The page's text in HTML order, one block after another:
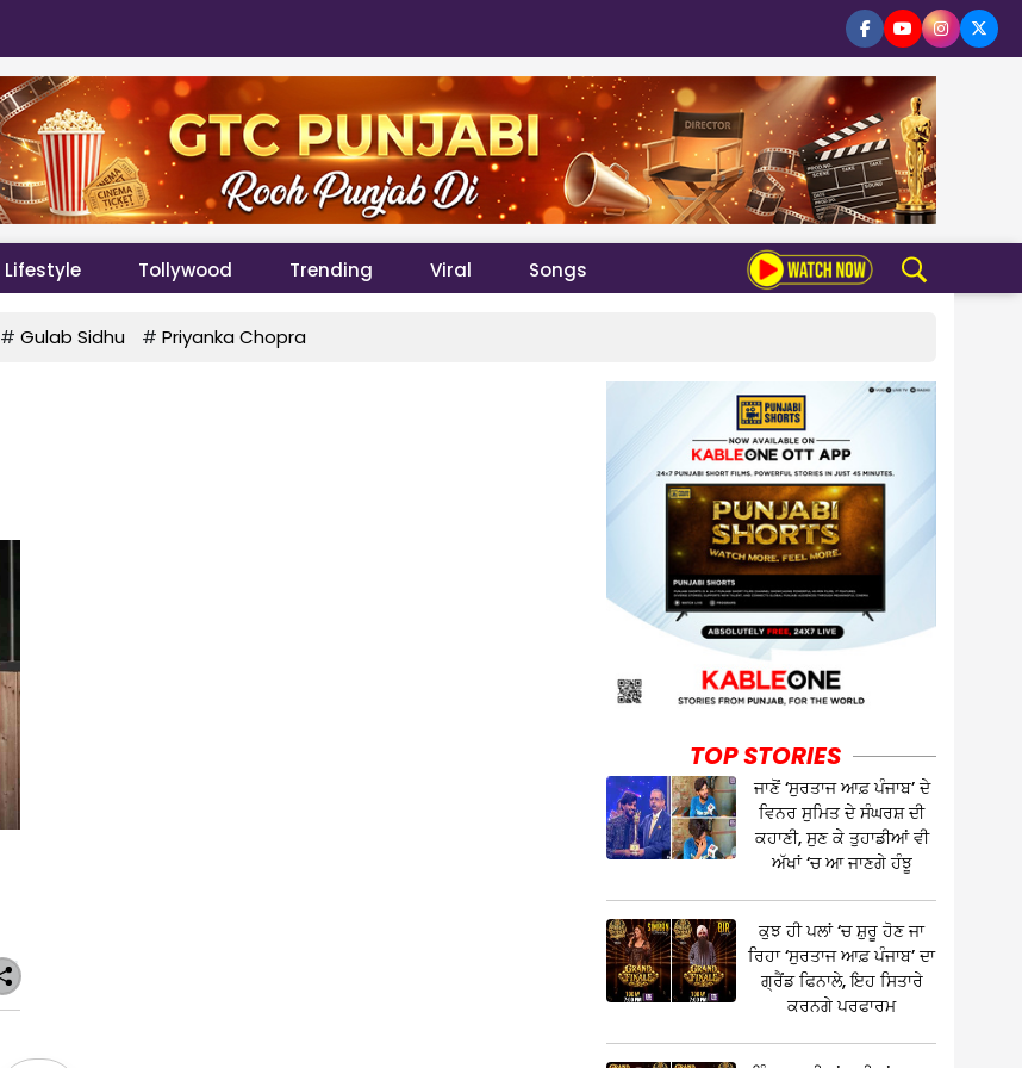
Lifestyle Tollywood Trending Viral Songs
# Gulab Sidhu # Priyanka Chopra
TOP STORIES
ਜਾਣੋਂ ‘ਸੁਰਤਾਜ ਆਫ਼ ਪੰਜਾਬ’ ਦੇ
ਵਿਨਰ ਸੁਮਿਤ ਦੇ ਸੰਘਰਸ਼ ਦੀ
ਕਹਾਣੀ, ਸੁਣ ਕੇ ਤੁਹਾਡੀਆਂ ਵੀ
ਅੱਖਾਂ ‘ਚ ਆ ਜਾਣਗੇ ਹੰਝੂ
ਕੁਝ ਹੀ ਪਲਾਂ ‘ਚ ਸ਼ੁਰੂ ਹੋਣ ਜਾ
ਰਿਹਾ ‘ਸੁਰਤਾਜ ਆਫ਼ ਪੰਜਾਬ’ ਦਾ
ਗ੍ਰੈਂਡ ਫਿਨਾਲੇ, ਇਹ ਸਿਤਾਰੇ
ਕਰਨਗੇ ਪਰਫਾਰਮ